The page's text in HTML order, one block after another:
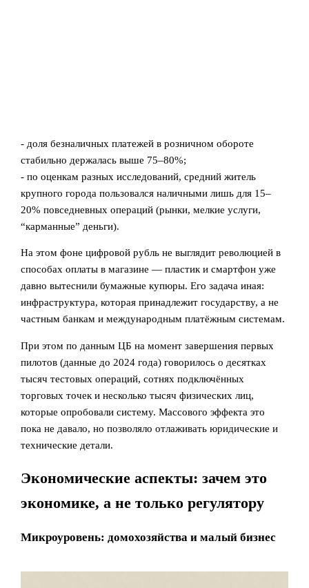
- доля безналичных платежей в розничном обороте
стабильно держалась выше 75–80%;
- по оценкам разных исследований, средний житель
крупного города пользовался наличными лишь для 15–
20% повседневных операций (рынки, мелкие услуги,
“карманные” деньги).
На этом фоне цифровой рубль не выглядит революцией в
способах оплаты в магазине — пластик и смартфон уже
давно вытеснили бумажные купюры. Его задача иная:
инфраструктура, которая принадлежит государству, а не
частным банкам и международным платёжным системам.
При этом по данным ЦБ на момент завершения первых
пилотов (данные до 2024 года) говорилось о десятках
тысяч тестовых операций, сотнях подключённых
торговых точек и несколько тысяч физических лиц,
которые опробовали систему. Массового эффекта это
пока не давало, но позволяло отлаживать юридические и
технические детали.
Экономические аспекты: зачем это
экономике, а не только регулятору
Микроуровень: домохозяйства и малый бизнес